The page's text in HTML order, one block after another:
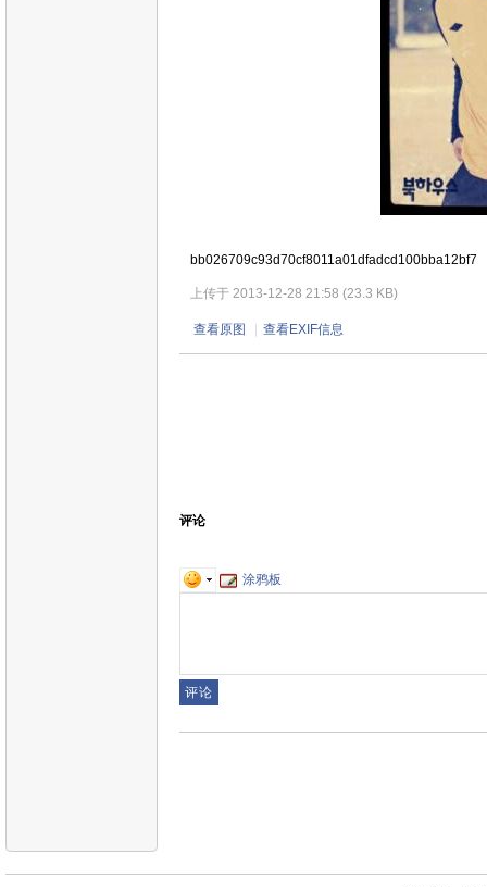
bb026709c93d70cf8011a01dfadcd100bba12bf7
上传于 2013-12-28 21:58 (23.3 KB)
查看原图 查看EXIF信息
评论
涂鸦板